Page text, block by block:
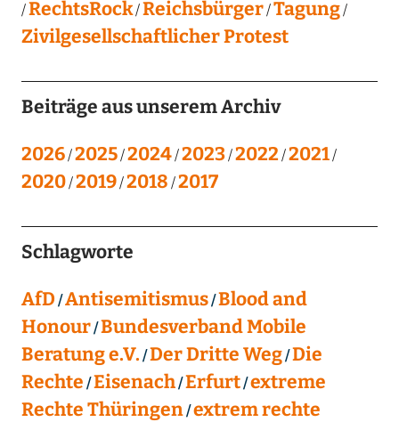
RechtsRock Reichsbürger Tagung
Zivilgesellschaftlicher Protest
Beiträge aus unserem Archiv
2026 2025 2024 2023 2022 2021
2020 2019 2018 2017
Schlagworte
AfD Antisemitismus Blood and
Honour Bundesverband Mobile
Beratung e.V. Der Dritte Weg Die
Rechte Eisenach Erfurt extreme
Rechte Thüringen extrem rechte